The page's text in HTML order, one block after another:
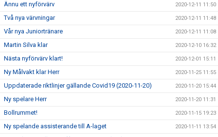
Ännu ett nyförvärv 2020-12-11 11:50
Två nya värvningar 2020-12-11 11:48
Vår nya Juniortränare 2020-12-11 11:08
Martin Silva klar 2020-12-10 16:32
Nästa nyförvärv klart! 2020-12-01 15:11
Ny Målvakt klar Herr 2020-11-25 11:55
Uppdaterade riktlinjer gällande Covid19 (2020-11-20) 2020-11-20 15:44
Ny spelare Herr 2020-11-20 11:31
Bollrummet! 2020-11-15 19:23
Ny spelande assisterande till A-laget 2020-11-11 13:54